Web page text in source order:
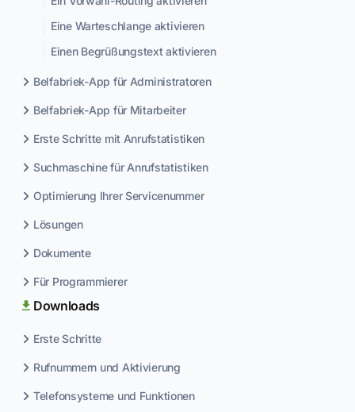
Eine Warteschlange aktivieren
Einen Begrüßungstext aktivieren
Belfabriek-App für Administratoren
Belfabriek-App für Mitarbeiter
Erste Schritte mit Anrufstatistiken
Suchmaschine für Anrufstatistiken
Optimierung Ihrer Servicenummer
Lösungen
Dokumente
Für Programmierer
Downloads
Erste Schritte
Rufnummern und Aktivierung
Telefonsysteme und Funktionen